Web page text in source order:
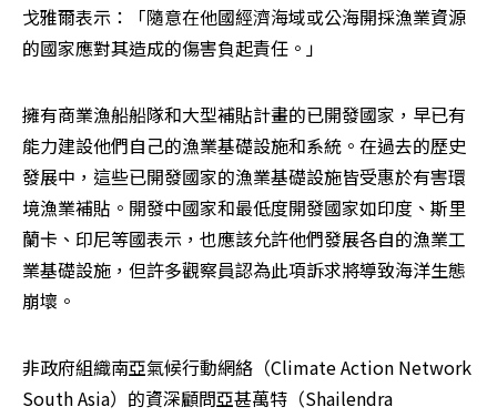
戈雅爾表示：「隨意在他國經濟海域或公海開採漁業資源
的國家應對其造成的傷害負起責任。」
擁有商業漁船船隊和大型補貼計畫的已開發國家，早已有
能力建設他們自己的漁業基礎設施和系統。在過去的歷史
發展中，這些已開發國家的漁業基礎設施皆受惠於有害環
境漁業補貼。開發中國家和最低度開發國家如印度、斯里
蘭卡、印尼等國表示，也應該允許他們發展各自的漁業工
業基礎設施，但許多觀察員認為此項訴求將導致海洋生態
崩壞。
非政府組織南亞氣候行動網絡（Climate Action Network
South Asia）的資深顧問亞甚萬特（Shailendra